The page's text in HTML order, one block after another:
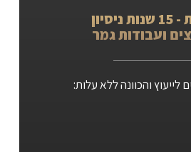
ועבודות גמר
לייעוץ והכוונה ללא עלות: